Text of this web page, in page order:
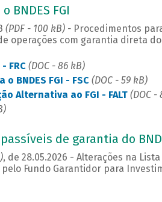
BNDES FGI
(PDF - 100 kB) - Procedimentos
operações com garantia direta
FRC (DOC - 86 kB)
BNDES FGI - FSC (DOC - 59 kB)
Alternativa ao FGI - FALT(DOC -
de garantia do
, de 28.05.2026 - Alterações na
Fundo Garantidor para